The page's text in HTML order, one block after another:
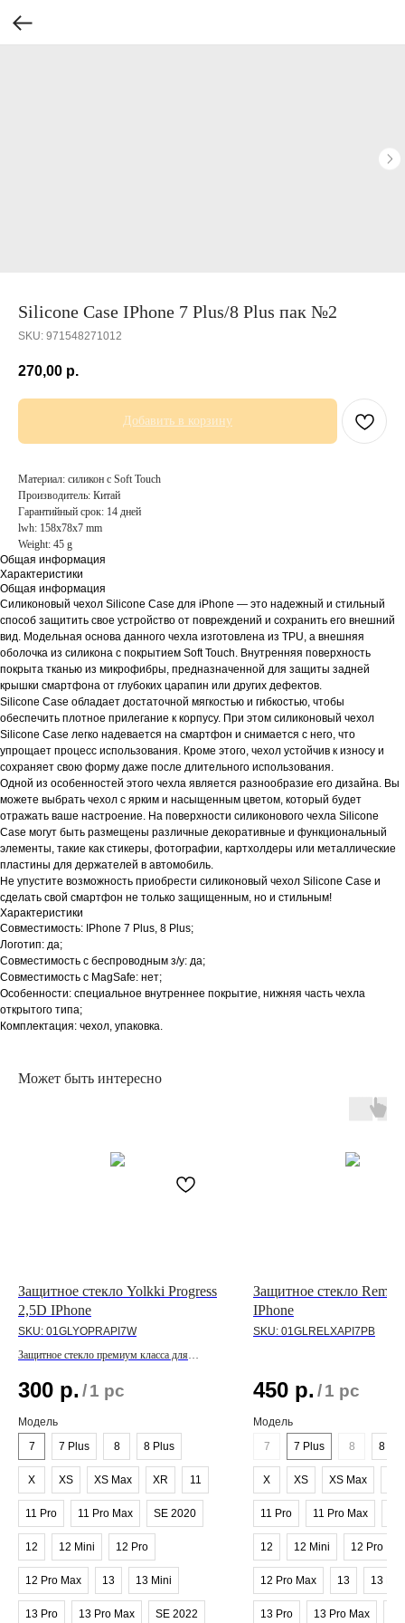
Silicone Case IPhone 7 Plus/8 Plus пак №2
SKU: 971548271012
270,00 р.
Добавить в корзину
Материал: силикон с Soft Touch
Производитель: Китай
Гарантийный срок: 14 дней
lwh: 158x78x7 mm
Weight: 45 g
Общая информация
Характеристики
Общая информация
Силиконовый чехол Silicone Case для iPhone — это надежный и стильный
способ защитить свое устройство от повреждений и сохранить его внешний
вид. Модельная основа данного чехла изготовлена из TPU, а внешняя
оболочка из силикона с покрытием Soft Touch. Внутренняя поверхность
покрыта тканью из микрофибры, предназначенной для защиты задней
крышки смартфона от глубоких царапин или других дефектов.
Silicone Case обладает достаточной мягкостью и гибкостью, чтобы
обеспечить плотное прилегание к корпусу. При этом силиконовый чехол
Silicone Case легко надевается на смартфон и снимается с него, что
упрощает процесс использования. Кроме этого, чехол устойчив к износу и
сохраняет свою форму даже после длительного использования.
Одной из особенностей этого чехла является разнообразие его дизайна. Вы
можете выбрать чехол с ярким и насыщенным цветом, который будет
отражать ваше настроение. На поверхности силиконового чехла Silicone
Case могут быть размещены различные декоративные и функциональный
элементы, такие как стикеры, фотографии, картхолдеры или металлические
пластины для держателей в автомобиль.
Не упустите возможность приобрести силиконовый чехол Silicone Case и
сделать свой смартфон не только защищенным, но и стильным!
Характеристики
Совместимость: IPhone 7 Plus, 8 Plus;
Логотип: да;
Совместимость с беспроводным з/у: да;
Совместимость с MagSafe: нет;
Особенности: специальное внутреннее покрытие, нижняя часть чехла
открытого типа;
Комплектация: чехол, упаковка.
Может быть интересно
Защитное стекло Yolkki Progress
2,5D IPhone
SKU: 01GLYOPRAPI7W
Защитное стекло премиум класса для
300 р. /1 pc
Модель
7
7 Plus 8 8 Plus
X XS XS Max XR 11
11 Pro 11 Pro Max SE 2020
12 12 Mini 12 Pro
12 Pro Max 13 13 Mini
13 Pro 13 Pro Max SE 2022
Защитное стекло
IPhone
SKU: 01GLRELXAPI7PB
450 р. /1 pc
Модель
7
7 Plus 8 8
X XS XS Max
11 Pro 11 Pro Max
12 12 Mini 12 Pro
12 Pro Max 13 13
13 Pro 13 Pro Max